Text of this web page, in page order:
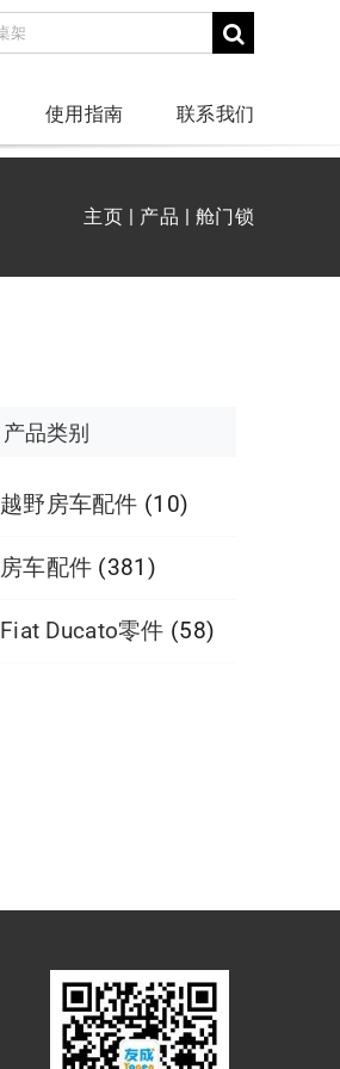
使用指南 联系我们
主页 产品 舱门锁
产品类别
越野房车配件 (10)
房车配件 (381)
Fiat Ducato零件 (58)